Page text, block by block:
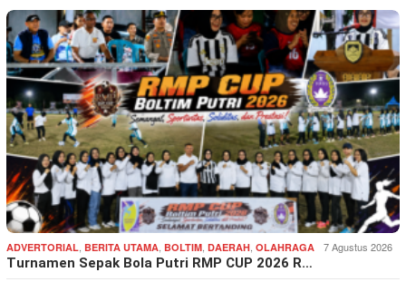
ADVERTORIAL, BERITA UTAMA, BOLTIM, DAERAH, OLAHRAGA 7 Agustus 2026
Turnamen Sepak Bola Putri RMP CUP 2026 R…